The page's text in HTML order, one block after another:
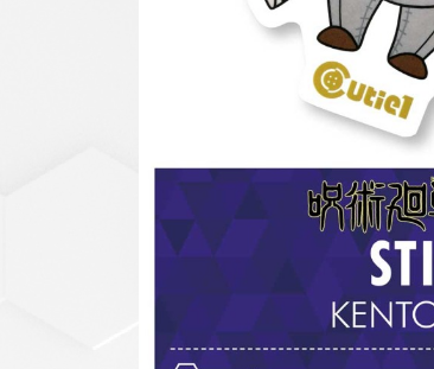
VIEW ALL...
スタチューはこち
ら